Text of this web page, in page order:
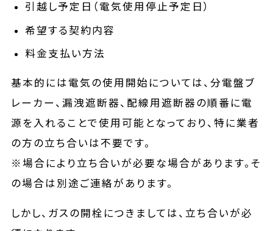
引越し予定日（電気使用停止予定日）
希望する契約内容
料金支払い方法
基本的には電気の使用開始については、分電盤ブ
レーカー、漏洩遮断器、配線用遮断器の順番に電
源を入れることで使用可能となっており、特に業者
の方の立ち合いは不要です。
※場合により立ち合いが必要な場合があります。そ
の場合は別途ご連絡があります。
しかし、ガスの開栓につきましては、立ち合いが必